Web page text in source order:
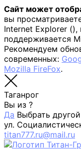
Сайт может
вы
Internet Explorer (),
поддерживается
Рекомендуем
современных:
Mozilla FireFox.
Таганрог
Вы из ?
Да Выбрать другой
ул.
titan777.ru@mail.ru